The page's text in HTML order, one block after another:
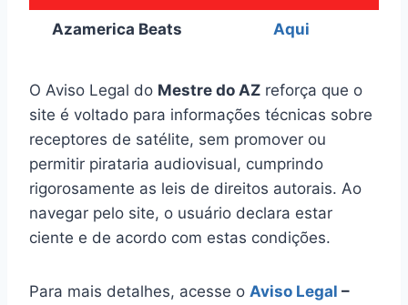
Azamerica Beats Aqui
O Aviso Legal do Mestre do AZ reforça que o
site é voltado para informações técnicas sobre
receptores de satélite, sem promover ou
permitir pirataria audiovisual, cumprindo
rigorosamente as leis de direitos autorais. Ao
navegar pelo site, o usuário declara estar
ciente e de acordo com estas condições.
Para mais detalhes, acesse o Aviso Legal –